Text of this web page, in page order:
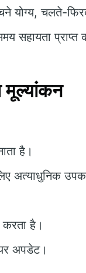
योग्य, चलते-
सहायता
है।
अत्याधुनिक
है।
अपडेट।